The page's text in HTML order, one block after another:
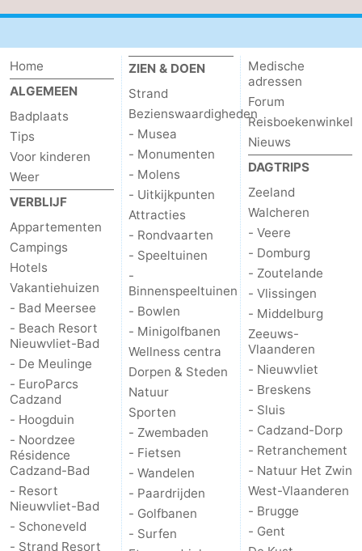
Home
ALGEMEEN
Badplaats
Tips
Voor kinderen
Weer
VERBLIJF
Appartementen
Campings
Hotels
Vakantiehuizen
- Bad Meersee
- Beach Resort
Nieuwvliet-Bad
- De Meulinge
- EuroParcs
Cadzand
- Hoogduin
- Noordzee
Résidence
Cadzand-Bad
- Resort
Nieuwvliet-Bad
- Schoneveld
- Strand Resort
ZIEN & DOEN
Strand
Bezienswaardigheden
- Musea
- Monumenten
- Molens
- Uitkijkpunten
Attracties
- Rondvaarten
- Speeltuinen
-
Binnenspeeltuinen
- Bowlen
- Minigolfbanen
Wellness centra
Dorpen & Steden
Natuur
Sporten
- Zwembaden
- Fietsen
- Wandelen
- Paardrijden
- Golfbanen
- Surfen
Medische
adressen
Forum
Reisboekenwinkel
Nieuws
DAGTRIPS
Zeeland
Walcheren
- Veere
- Domburg
- Zoutelande
- Vlissingen
- Middelburg
Zeeuws-
Vlaanderen
- Nieuwvliet
- Breskens
- Sluis
- Cadzand-Dorp
- Retranchement
- Natuur Het Zwin
West-Vlaanderen
- Brugge
- Gent